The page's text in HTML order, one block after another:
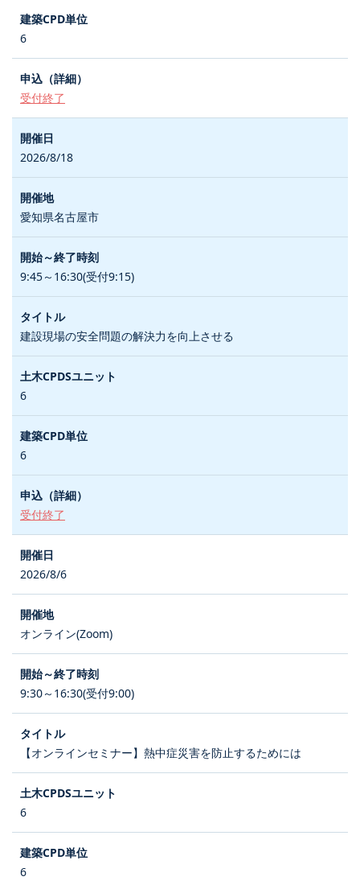
6
受付終了
2026/8/18
愛知県名古屋市
9:45～16:30(受付9:15)
建設現場の安全問題の解決力を向上させる
6
6
受付終了
2026/8/6
オンライン(Zoom)
9:30～16:30(受付9:00)
【オンラインセミナー】熱中症災害を防止するためには
6
6